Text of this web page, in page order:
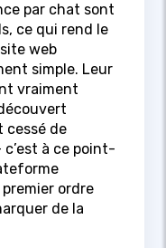
par chat sont
ce qui rend le
web
simple. Leur
vraiment
cessé de
à ce point-
ordre
de la